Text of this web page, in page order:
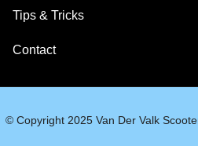
Tips & Tricks
Contact
© Copyright 2025 Van Der Valk